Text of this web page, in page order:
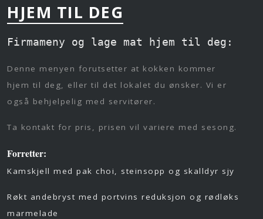
HJEM TIL DEG
Firmameny og lage mat hjem til deg:
Denne menyen forutsetter at kokken kommer
hjem til deg, eller til det lokalet du ønsker. Vi er
også behjelpelig med servitører.
Ta kontakt for pris, prisen vil variere med sesong.
Forretter:
Kamskjell med pak choi, steinsopp og skalldyr sjy
Røkt andebryst med portvins reduksjon og rødløks
marmelade